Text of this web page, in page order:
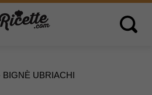
Open
BIGNÈ UBRIACHI